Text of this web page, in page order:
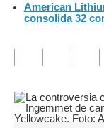
Opinión
Blogs
American
consolida 32